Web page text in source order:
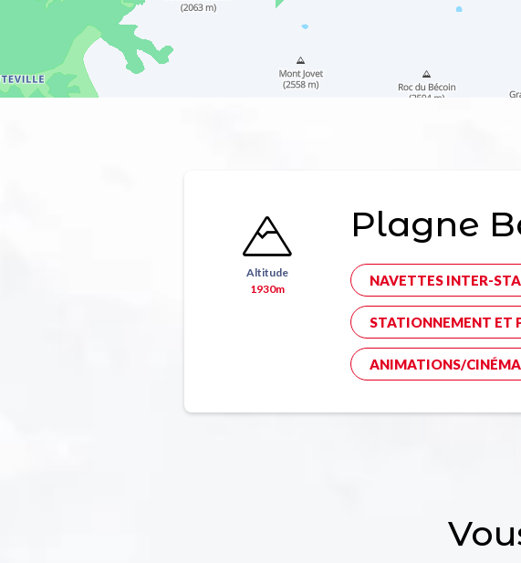
Altitude
1930m
Plagne
NAVETTES INTER-
STATIONNEMENT ET
ANIMATIONS/CINÉMA